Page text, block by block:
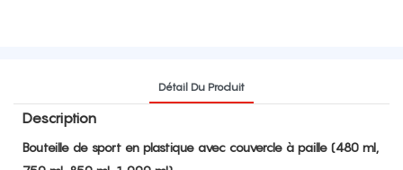
Détail Du Produit
Description
Bouteille de sport en plastique avec couvercle à paille (480 ml,